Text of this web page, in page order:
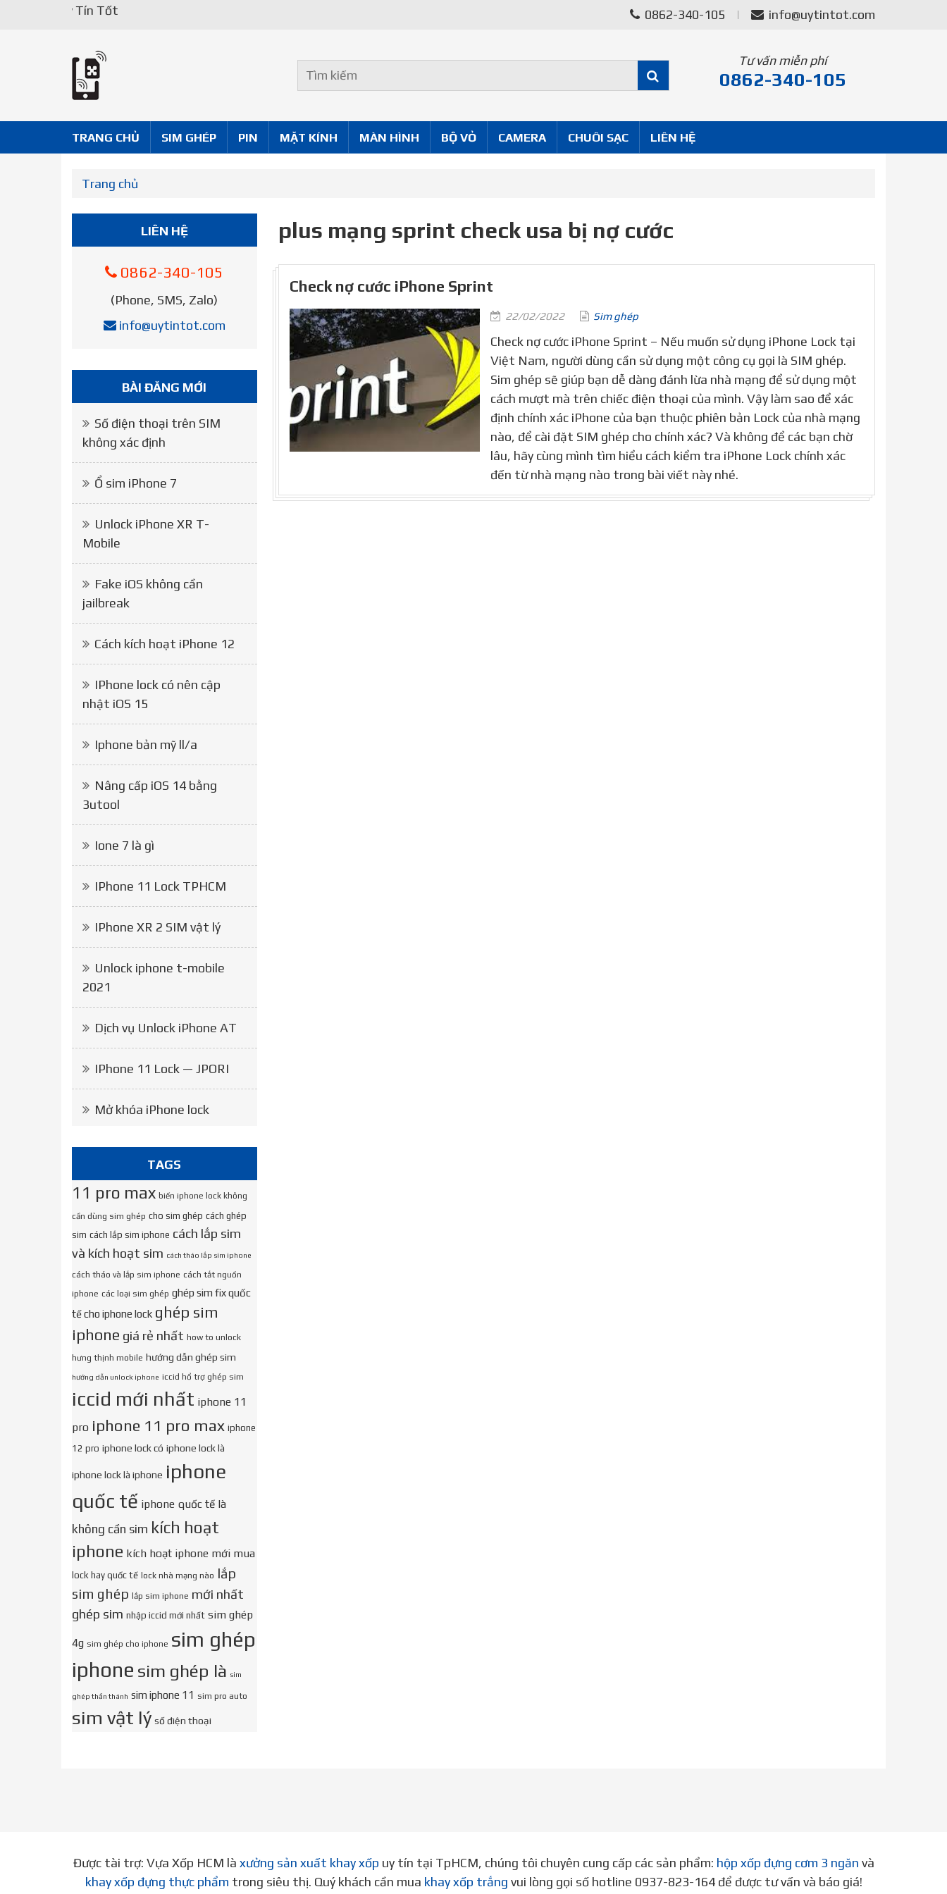
Uy Tín Tốt 0862-340-105 info@uytintot.com
Tư vấn miễn phí
0862-340-105
TRANG CHỦ SIM GHÉP PIN MẶT KÍNH MÀN HÌNH BỘ VỎ CAMERA CHUÔI SẠC LIÊN HỆ
Trang chủ
plus mạng sprint check usa bị nợ cước
Check nợ cước iPhone Sprint
22/02/2022 Sim ghép
Check nợ cước iPhone Sprint – Nếu muốn sử dụng iPhone Lock tại
Việt Nam, người dùng cần sử dụng một công cụ gọi là SIM ghép.
Sim ghép sẽ giúp bạn dễ dàng đánh lừa nhà mạng để sử dụng một
cách mượt mà trên chiếc điện thoại của mình. Vậy làm sao để xác
định chính xác iPhone của bạn thuộc phiên bản Lock của nhà mạng
nào, để cài đặt SIM ghép cho chính xác? Và không để các bạn chờ
lâu, hãy cùng mình tìm hiểu cách kiểm tra iPhone Lock chính xác
đến từ nhà mạng nào trong bài viết này nhé.
LIÊN HỆ
0862-340-105
(Phone, SMS, Zalo)
info@uytintot.com
BÀI ĐĂNG MỚI
Số điện thoại trên SIM
không xác định
Ổ sim iPhone 7
Unlock iPhone XR T-
Mobile
Fake iOS không cần
jailbreak
Cách kích hoạt iPhone 12
IPhone lock có nên cập
nhật iOS 15
Iphone bản mỹ ll/a
Nâng cấp iOS 14 bằng
3utool
Ione 7 là gì
IPhone 11 Lock TPHCM
IPhone XR 2 SIM vật lý
Unlock iphone t-mobile
2021
Dịch vụ Unlock iPhone AT
IPhone 11 Lock — JPORI
Mở khóa iPhone lock
TAGS
11 pro max biến iphone lock không
cần dùng sim ghép cho sim ghép cách ghép
sim cách lắp sim iphone cách lắp sim
và kích hoạt sim cách tháo lắp sim iphone
cách tháo và lắp sim iphone cách tắt nguồn
iphone các loại sim ghép ghép sim fix quốc
tế cho iphone lock ghép sim
iphone giá rẻ nhất how to unlock
hưng thịnh mobile hướng dẫn ghép sim
hướng dẫn unlock iphone iccid hổ trợ ghép sim
iccid mới nhất iphone 11
pro iphone 11 pro max iphone
12 pro iphone lock có iphone lock là
iphone lock là iphone iphone
quốc tế iphone quốc tế là
không cần sim kích hoạt
iphone kích hoạt iphone mới mua
lock hay quốc tế lock nhà mạng nào lắp
sim ghép lắp sim iphone mới nhất
ghép sim nhập iccid mới nhất sim ghép
4g sim ghép cho iphone sim ghép
iphone sim ghép là sim
ghép thần thánh sim iphone 11 sim pro auto
sim vật lý số điện thoại
Được tài trợ: Vựa Xốp HCM là xưởng sản xuất khay xốp uy tín tại TpHCM, chúng tôi chuyên cung cấp các sản phẩm: hộp xốp đựng cơm 3 ngăn và
khay xốp đựng thực phẩm trong siêu thị. Quý khách cần mua khay xốp trắng vui lòng gọi số hotline 0937-823-164 để được tư vấn và báo giá!